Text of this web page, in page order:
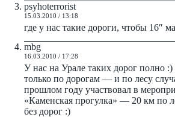
psyhoterrorist
15.03.2010 / 13:18
где у нас такие дороги, чтобы 16″
mbg
16.03.2010 / 17:28
У нас на Урале таких дорог полно
только по дорогам — и по лесу
прошлом году участвовал в
«Каменская прогулка» — 20 км по
без дорог :)